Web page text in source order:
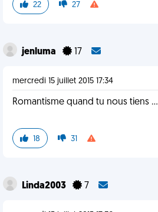
22 27
jenluma 17
mercredi 15 juillet 2015 17:34
Romantisme quand tu nous tiens ...
18 31
Linda2003 7